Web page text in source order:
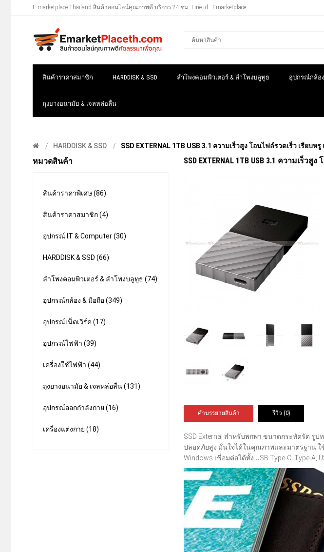
E-marketplace Thailand สินค้าออนไลน์คุณภาพดี บริการ 24 ชม. Line id : Emarketplace
สินค้าราคาสมาชิก HARDDISK & SSD ลำโพงคอมพิวเตอร์ & ลำโพงบลูทูธ อุปกรณ์กล้อ
ถุงยางอนามัย & เจลหล่อลื่น
HARDDISK & SSD SSD EXTERNAL 1TB USB 3.1 ความเร็วสูง โอนไฟล์รวดเร็ว เรียบห
หมวดสินค้า
สินค้าราคาพิเศษ (86)
สินค้าราคาสมาชิก (4)
อุปกรณ์ IT & Computer (30)
HARDDISK & SSD (66)
ลำโพงคอมพิวเตอร์ & ลำโพงบลูทูธ (74)
อุปกรณ์กล้อง & มือถือ (349)
อุปกรณ์เน็ตเวิร์ค (17)
อุปกรณ์ไฟฟ้า (39)
เครื่องใช้ไฟฟ้า (44)
ถุงยางอนามัย & เจลหล่อลื่น (131)
อุปกรณ์ออกกำลังกาย (16)
เครื่องแต่งกาย (18)
SSD EXTERNAL 1TB USB 3.1 ความเร็
คำบรรยายสินค้า รีวิว (0)
SSD External สำหรับพกพา ขนาดกระทัดรัด รู
ปลอดภัยสูง มั่นใจได้ในคุณภาพและมาตรฐาน ใช้
Windows เชื่อมต่อได้ทั้ง USB Type-C, Type-A,